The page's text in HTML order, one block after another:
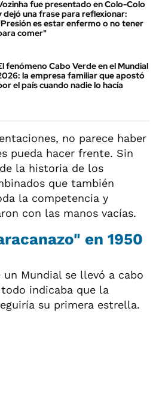
fue presentado en Colo-Colo
dejó una frase para reflexionar:
es estar enfermo o no tener
comer"
fenómeno Cabo Verde en el Mundial
la empresa familiar que apostó
el país cuando nadie lo hacía
no parece haber
pueda hacer frente. Sin
la historia de los
que también
la competencia y
con las manos vacías.
en 1950
Mundial se llevó a cabo
indicaba que la
su primera estrella.